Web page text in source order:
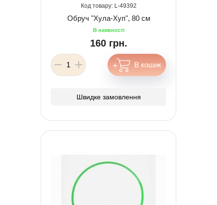
49392
Обруч "Хула-Хуп", 80 см
160 грн.
Швидке замовлення